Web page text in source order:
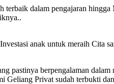
dalam pengajaran
anak untuk meraih Cita
pastinya berpengalaman
Geliang Privat sudah terbukti